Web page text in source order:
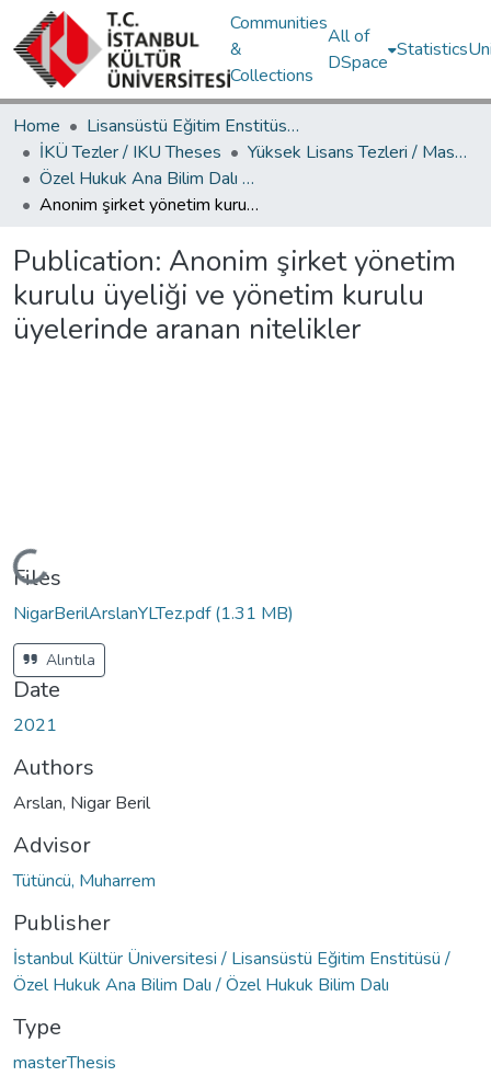
Communities
&
Collections
All of
DSpace
Statistics
Home
Lisansüstü Eğitim Enstitüsü / Postgraduate Education Institute
İKÜ Tezler / IKU Theses
Yüksek Lisans Tezleri / Master's Theses
Özel Hukuk Ana Bilim Dalı / Department of Private Law
Anonim şirket yönetim kurulu üyeliği ve yönetim kurulu üyelerinde aranan nitelikler
Publication: Anonim şirket yönetim
kurulu üyeliği ve yönetim kurulu
üyelerinde aranan nitelikler
Loading...
Files
NigarBerilArslanYLTez.pdf(1.31 MB)
Alıntıla
Date
2021
Authors
Arslan, Nigar Beril
Advisor
Tütüncü, Muharrem
Publisher
İstanbul Kültür Üniversitesi / Lisansüstü Eğitim Enstitüsü /
Özel Hukuk Ana Bilim Dalı / Özel Hukuk Bilim Dalı
Type
masterThesis